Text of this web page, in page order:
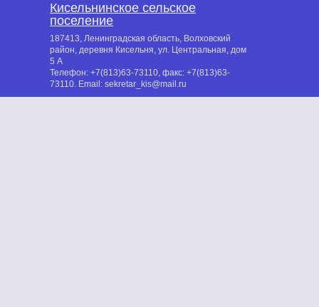
Кисельнинское сельское
поселение
187413, Ленинградская область, Волховский
район, деревня Кисельня, ул. Центральная, дом
5 А
Телефон: +7(813)63-73110, факс: +7(813)63-
73110. Email: sekretar_kis@mail.ru